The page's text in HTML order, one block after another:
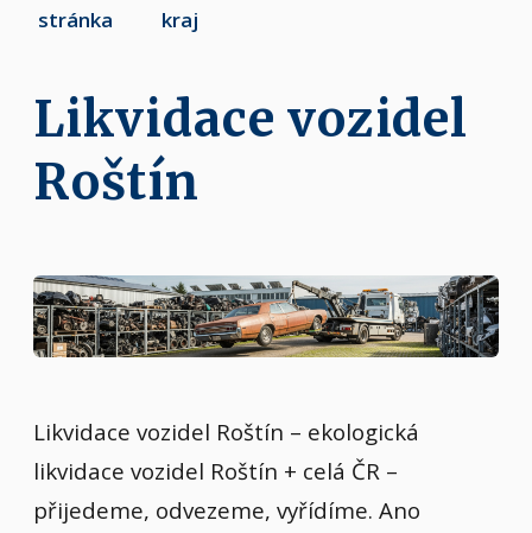
stránka
kraj
Likvidace vozidel
Roštín
Likvidace vozidel Roštín – ekologická
likvidace vozidel Roštín + celá ČR –
přijedeme, odvezeme, vyřídíme. Ano